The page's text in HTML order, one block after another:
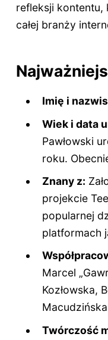
refleksji kontentu,
całej branży
Imię i
Wiek i data
Pawłowski
roku.
Znany z:
projekcie
popularnej
platformach
Marcel
Kozłowska,
Twórczość